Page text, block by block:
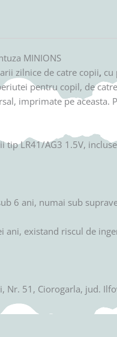
MINIONS
zilnice de catre copii, cu
pentru copil, de
imprimate pe aceasta.
tip LR41/AG3 1.5V,
6 ani, numai sub
ani, existand riscul de
Nr. 51, Ciorogarla, jud.